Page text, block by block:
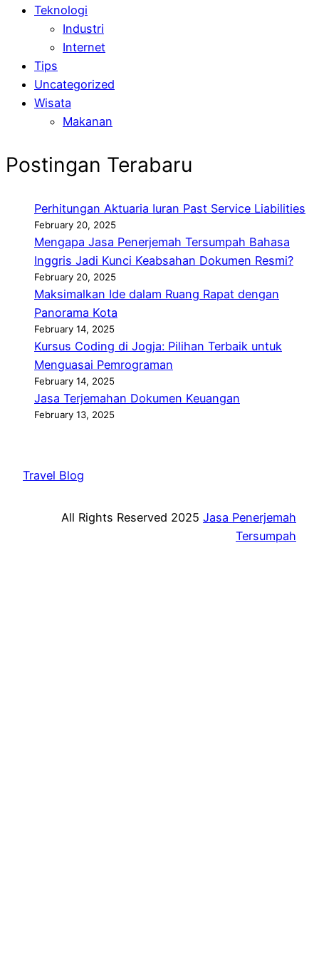
Teknologi
Industri
Internet
Tips
Uncategorized
Wisata
Makanan
Postingan Terabaru
Perhitungan Aktuaria Iuran Past Service Liabilities
February 20, 2025
Mengapa Jasa Penerjemah Tersumpah Bahasa
Inggris Jadi Kunci Keabsahan Dokumen Resmi?
February 20, 2025
Maksimalkan Ide dalam Ruang Rapat dengan
Panorama Kota
February 14, 2025
Kursus Coding di Jogja: Pilihan Terbaik untuk
Menguasai Pemrograman
February 14, 2025
Jasa Terjemahan Dokumen Keuangan
February 13, 2025
Travel Blog
All Rights Reserved 2025 Jasa Penerjemah
Tersumpah